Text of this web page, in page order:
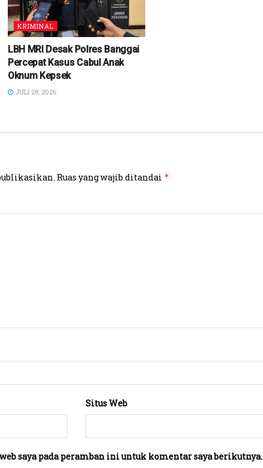
KRIMINAL
LBH MRI Desak Polres Banggai
Percepat Kasus Cabul Anak
Oknum Kepsek
JULI 28, 2026
Ruas yang wajib ditandai *
Situs Web
saya pada peramban ini untuk komentar saya berikutnya.